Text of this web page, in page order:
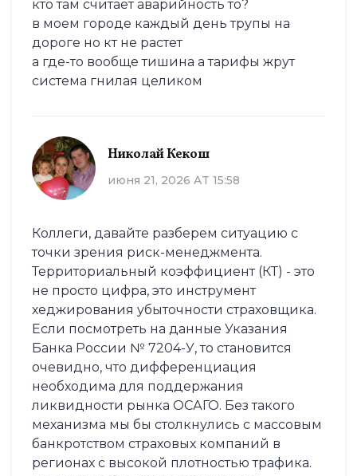
кто там считает аварийность то?
в моем городе каждый день трупы на
дороге но кт не растет
а где-то вообще тишина а тарифы жрут
система гнилая целиком
Николай Кекош
июня 21, 2026 AT 15:58
Коллеги, давайте разберем ситуацию с
точки зрения риск-менеджмента.
Территориальный коэффициент (КТ) - это
не просто цифра, это инструмент
хеджирования убыточности страховщика.
Если посмотреть на данные Указания
Банка России № 7204-У, то становится
очевидно, что дифференциация
необходима для поддержания
ликвидности рынка ОСАГО. Без такого
механизма мы бы столкнулись с массовым
банкротством страховых компаний в
регионах с высокой плотностью трафика.